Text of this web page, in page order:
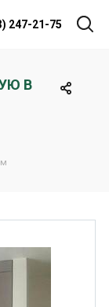
247-21-75
В